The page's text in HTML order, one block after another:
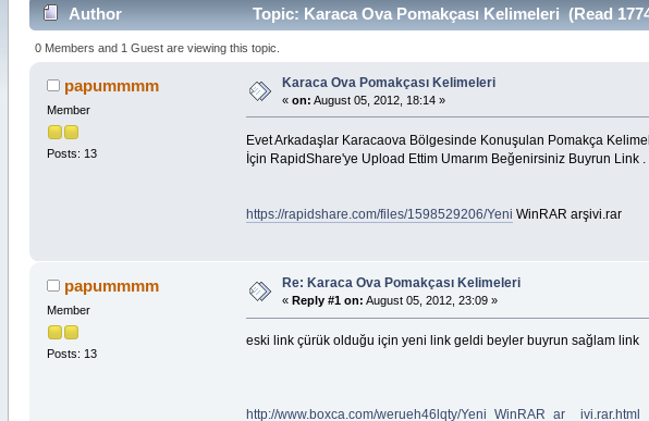
Author Topic: Karaca Ova Pomakçası Kelimeleri (Read
0 Members and 1 Guest are viewing this topic.
papummmm
Member
Posts: 13
Karaca Ova Pomakçası Kelimeleri
« on: August 05, 2012, 18:14 »
Evet Arkadaşlar Karacaova Bölgesinde Konuşulan Pomakça
İçin RapidShare'ye Upload Ettim Umarım Beğenirsiniz Buyrun
https://rapidshare.com/files/1598529206/Yeni WinRAR arşivi.rar
papummmm
Member
Posts: 13
Re: Karaca Ova Pomakçası Kelimeleri
« Reply #1 on: August 05, 2012, 23:09 »
eski link çürük olduğu için yeni link geldi beyler buyrun sağlam link
http://www.boxca.com/werueh46lqty/Yeni_WinRAR_ar__ivi.rar.html